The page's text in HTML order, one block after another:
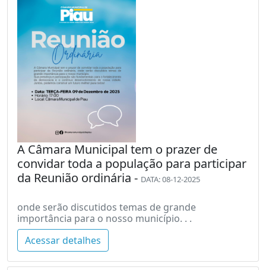
A Câmara Municipal tem o prazer de
convidar toda a população para participar
da Reunião ordinária - DATA: 08-12-2025
onde serão discutidos temas de grande
importância para o nosso município. . .
Acessar detalhes